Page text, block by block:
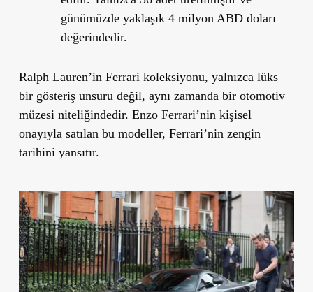
günümüzde yaklaşık 4 milyon ABD doları
değerindedir.
Ralph Lauren’in Ferrari koleksiyonu, yalnızca lüks
bir gösteriş unsuru değil, aynı zamanda bir otomotiv
müzesi niteliğindedir. Enzo Ferrari’nin kişisel
onayıyla satılan bu modeller, Ferrari’nin zengin
tarihini yansıtır.